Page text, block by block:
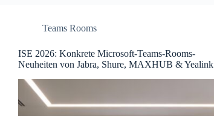
Teams Rooms
ISE 2026: Konkrete Microsoft-Teams-Rooms-
Neuheiten von Jabra, Shure, MAXHUB & Yealink